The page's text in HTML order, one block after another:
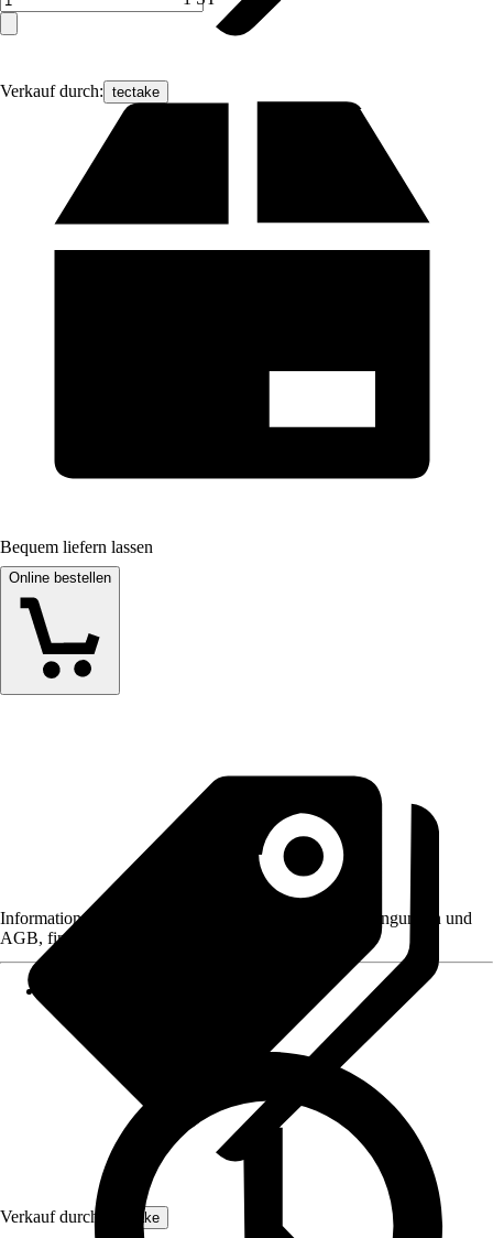
Verkauf durch: tectake
Bequem liefern lassen
Online bestellen
Verkauf durch: tectake
Informationen des Verkäufers, wie z. B. Rückgabebedingungen und
AGB, finden Sie bei Klick auf den Verkäufernamen.